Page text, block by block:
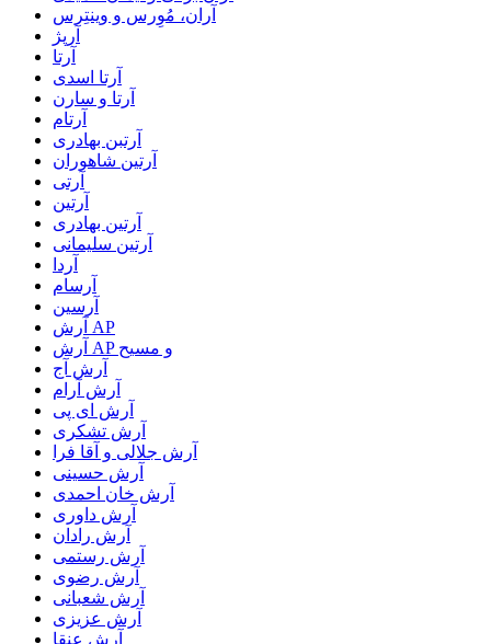
آران، مُوِرس و وینتِرس
آرپژ
آرتا
آرتا اسدی
آرتا و سارن
آرتام
آرتبن بهادری
آرتين شاهوران
آرتی
آرتین
آرتین بهادری
آرتین سلیمانی
آردا
آرسام
آرسین
آرش AP
آرش AP و مسیح
آرش آج
آرش آرام
آرش ای پی
آرش تشکری
آرش جلالی و آقا فرا
آرش حسینی
آرش خان احمدی
آرش داوری
آرش رادان
آرش رستمى
آرش رضوی
آرش شعبانی
آرش عزیزی
آرش عنقا